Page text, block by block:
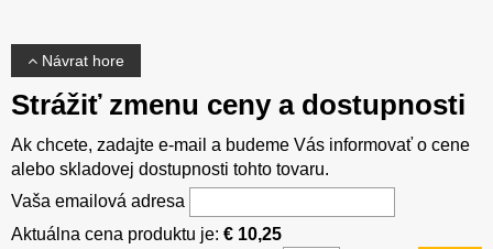
Návrat hore
Strážiť zmenu ceny a dostupnosti
Ak chcete, zadajte e-mail a budeme Vás informovať o cene
alebo skladovej dostupnosti tohto tovaru.
Vaša emailová adresa
Aktuálna cena produktu je: € 10,25